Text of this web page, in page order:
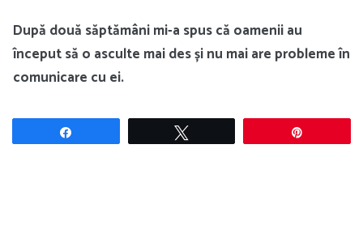
După două săptămâni mi-a spus că oamenii au
început să o asculte mai des și nu mai are probleme în
comunicare cu ei.